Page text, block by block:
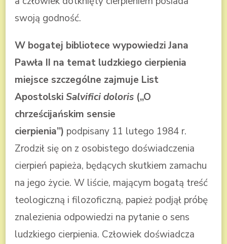
swoją godność.
W bogatej bibliotece wypowiedzi Jana
Pawła II na temat ludzkiego cierpienia
miejsce szczególne zajmuje List
ApostolskiSalvifici doloris (,,O
chrześcijańskim sensie
cierpienia”) podpisany 11 lutego 1984 r.
Zrodził się on z osobistego doświadczenia
cierpień papieża, będących skutkiem zamachu
na jego życie. W liście, mającym bogatą treść
teologiczną i filozoficzną, papież podjął próbę
znalezienia odpowiedzi na pytanie o sens
ludzkiego cierpienia. Człowiek doświadcza